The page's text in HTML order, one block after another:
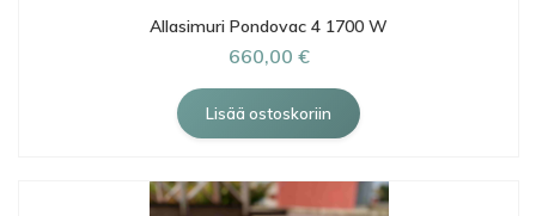
Allasimuri Pondovac 4 1700 W
660,00 €